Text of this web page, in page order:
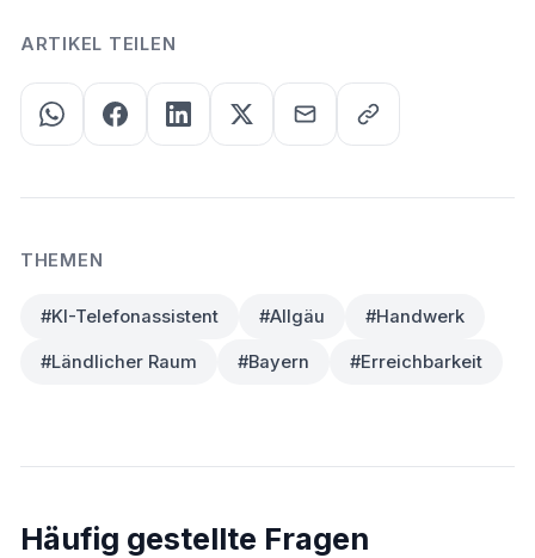
ARTIKEL TEILEN
THEMEN
#KI-Telefonassistent #Allgäu #Handwerk
#Ländlicher Raum #Bayern #Erreichbarkeit
Häufig gestellte Fragen